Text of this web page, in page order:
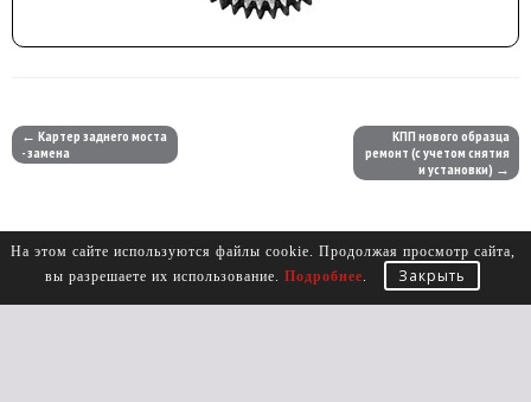
← Картер заднего моста
- замена
КПП нового образца
ремонт (с учетом снятия
и установки) →
На этом сайте используются файлы cookie. Продолжая просмотр сайта,
вы разрешаете их использование. Подробнее. Закрыть